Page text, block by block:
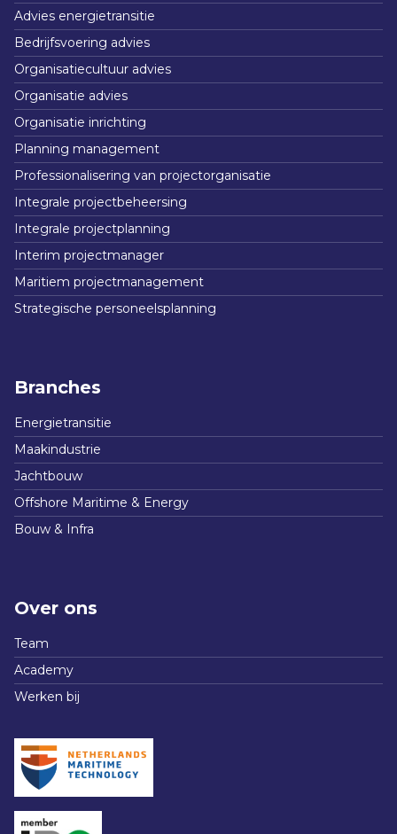
Advies energietransitie
Bedrijfsvoering advies
Organisatiecultuur advies
Organisatie advies
Organisatie inrichting
Planning management
Professionalisering van projectorganisatie
Integrale projectbeheersing
Integrale projectplanning
Interim projectmanager
Maritiem projectmanagement
Strategische personeelsplanning
Branches
Energietransitie
Maakindustrie
Jachtbouw
Offshore Maritime & Energy
Bouw & Infra
Over ons
Team
Academy
Werken bij